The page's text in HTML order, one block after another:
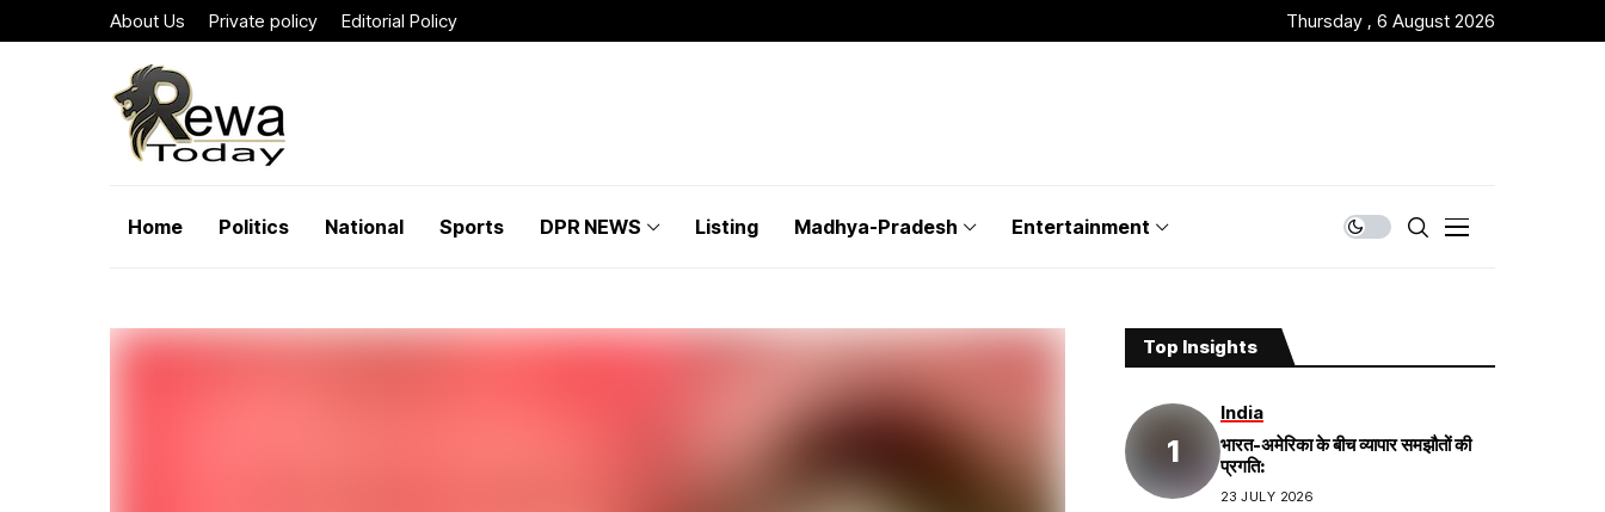
About Us Private policy Editorial Policy Thursday , 6 August 2026
Home Politics National Sports DPR NEWS Listing Madhya-Pradesh Entertainment
Top Insights
India
भारत-अमेरिका के बीच व्यापार समझौतों की
प्रगति:
23 JULY 2026